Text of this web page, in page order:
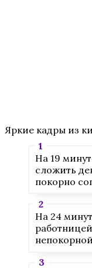
Яркие кадры из
На 19
сложить
покорно
На 24